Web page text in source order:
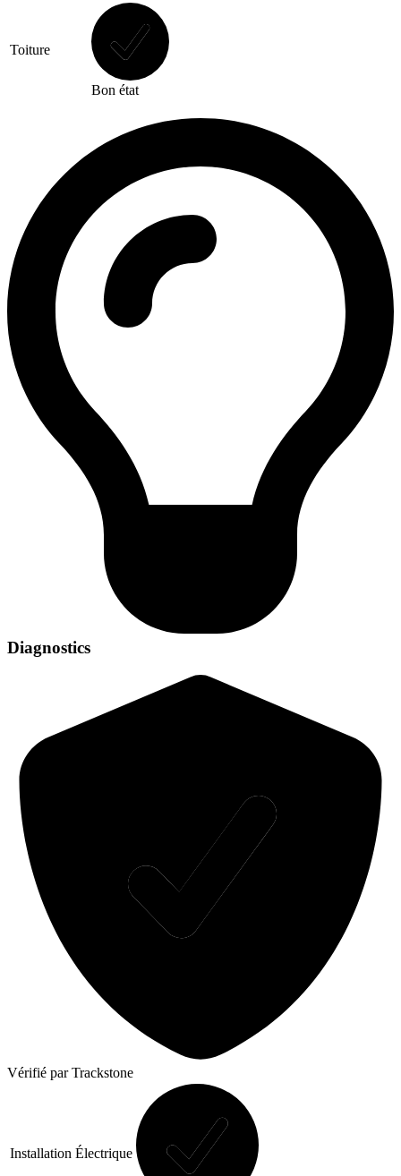
Toiture
Bon état
Diagnostics
Vérifié par Trackstone
Installation Électrique